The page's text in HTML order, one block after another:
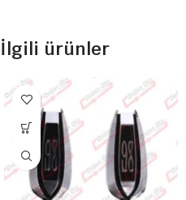
İlgili ürünler